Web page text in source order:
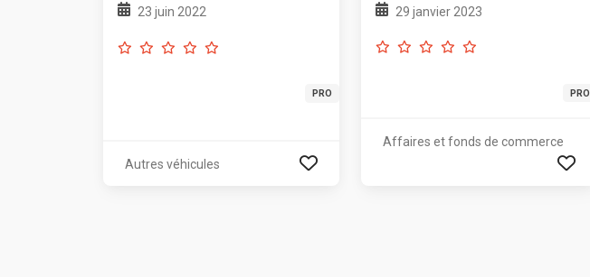
23 juin 2022
PRO
Autres véhicules
29 janvier 2023
PRO
Affaires et fonds de commerce